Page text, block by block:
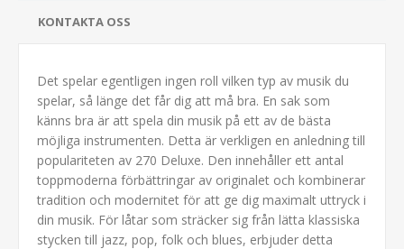
KONTAKTA OSS
Det spelar egentligen ingen roll vilken typ av musik du
spelar, så länge det får dig att må bra. En sak som
känns bra är att spela din musik på ett av de bästa
möjliga instrumenten. Detta är verkligen en anledning till
populariteten av 270 Deluxe. Den innehåller ett antal
toppmoderna förbättringar av originalet och kombinerar
tradition och modernitet för att ge dig maximalt uttryck i
din musik. För låtar som sträcker sig från lätta klassiska
stycken till jazz, pop, folk och blues, erbjuder detta